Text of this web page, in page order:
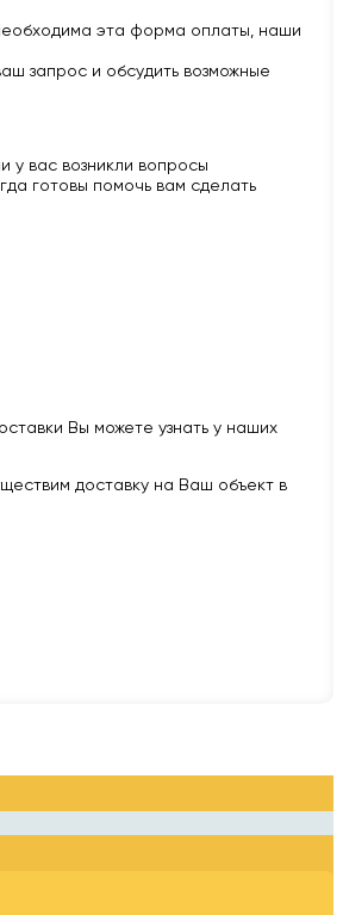
эта форма оплаты, наши
запрос и обсудить возможные
у вас возникли вопросы
готовы помочь вам сделать
Вы можете узнать у наших
доставку на Ваш объект в